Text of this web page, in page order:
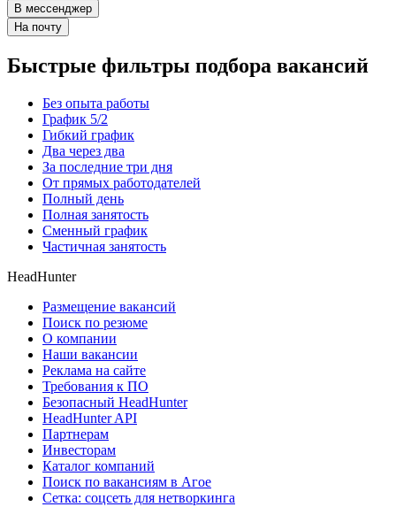
В мессенджер
На почту
Быстрые фильтры подбора вакансий
Без опыта работы
График 5/2
Гибкий график
Два через два
За последние три дня
От прямых работодателей
Полный день
Полная занятость
Сменный график
Частичная занятость
HeadHunter
Размещение вакансий
Поиск по резюме
О компании
Наши вакансии
Реклама на сайте
Требования к ПО
Безопасный HeadHunter
HeadHunter API
Партнерам
Инвесторам
Каталог компаний
Поиск по вакансиям в Агое
Сетка: соцсеть для нетворкинга